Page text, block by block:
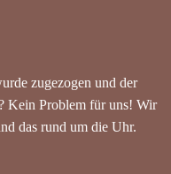
zugezogen und der
Kein Problem für uns! Wir
das rund um die Uhr.